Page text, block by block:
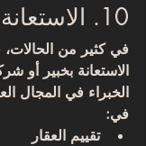
10. الاستعانة بخبير عقاري
في كثير من
الاستعانة بخبير أو
الخبراء في المجال
في:
تقييم العقار